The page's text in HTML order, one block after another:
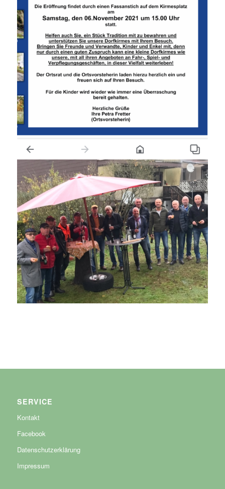
SERVICE
Kontakt
Facebook
Datenschutzerklärung
Impressum